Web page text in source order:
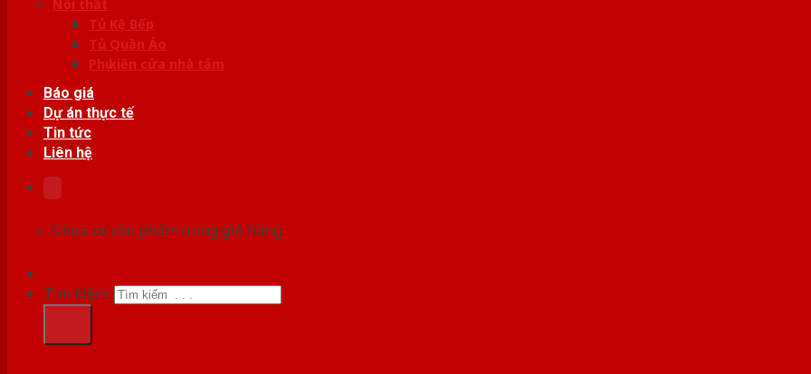
Nội thất
Tủ Kệ Bếp
Tủ Quần Áo
Phụ kiện cửa nhà tắm
Báo giá
Dự án thực tế
Tin tức
Liên hệ
Chưa có sản phẩm trong giỏ hàng.
Tìm kiếm: